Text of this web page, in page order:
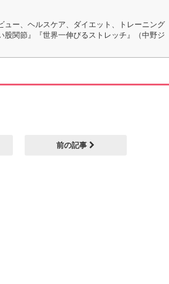
ー、ヘルスケア、ダイエット、トレーニング
関節』『世界一伸びるストレッチ』（中野ジ
前の記事